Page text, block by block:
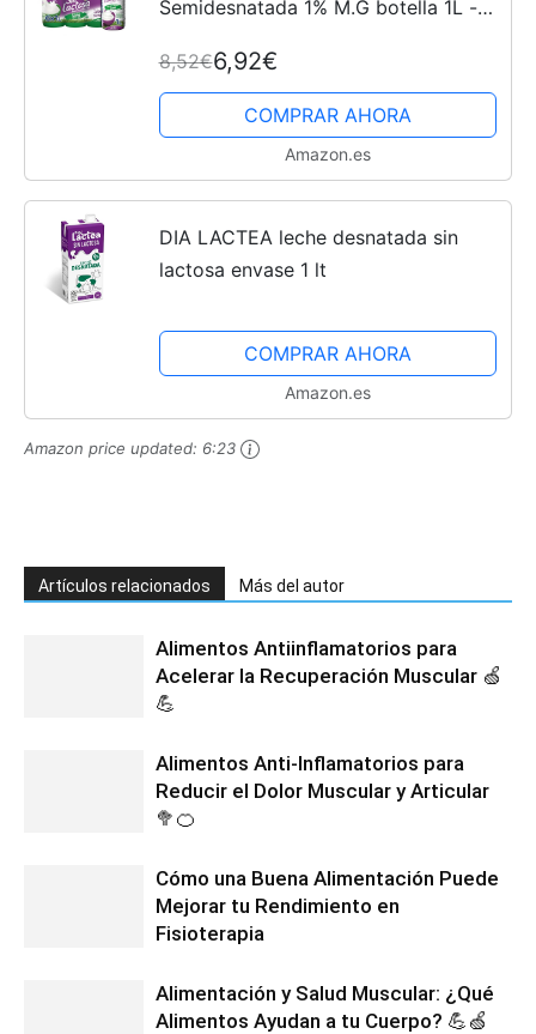
Semidesnatada 1% M.G botella 1L -
8,52€6,92€
COMPRAR AHORA
Amazon.es
DIA LACTEA leche desnatada sin
lactosa envase 1 lt
COMPRAR AHORA
Amazon.es
Amazon price updated: 6:23
Artículos relacionados Más del autor
Alimentos Antiinflamatorios para
Acelerar la Recuperación Muscular 🍏
💪
Alimentos Anti-Inflamatorios para
Reducir el Dolor Muscular y Articular
🥦🍊
Cómo una Buena Alimentación Puede
Mejorar tu Rendimiento en
Fisioterapia
Alimentación y Salud Muscular: ¿Qué
Alimentos Ayudan a tu Cuerpo? 💪🍏